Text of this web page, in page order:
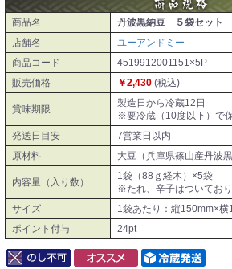
商品名
丹波黒納豆 ５袋セット
店舗名
ユーアンドミー
商品コード
4519912001151×5P
販売価格
￥2,430 (税込)
賞味期限
製造日から冷蔵12日
※要冷蔵（10度以下）で
発送日目安
7営業日以内
原材料
大豆（兵庫県篠山産丹波黒
内容量（入り数）
1袋（88ｇ経木）×5袋
※たれ、辛子はついており
サイズ
1袋あたり：縦150mm×横
ポイント付与
24pt